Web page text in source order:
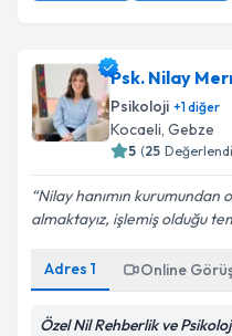
Psk. Nilay
Psikoloji +1diğer
Kocaeli, Gebze
5 (25
Nilay hanımın kurumundan
almaktayız, işlemiş olduğu
Adres 1 Online
Özel Nil Rehberlik ve